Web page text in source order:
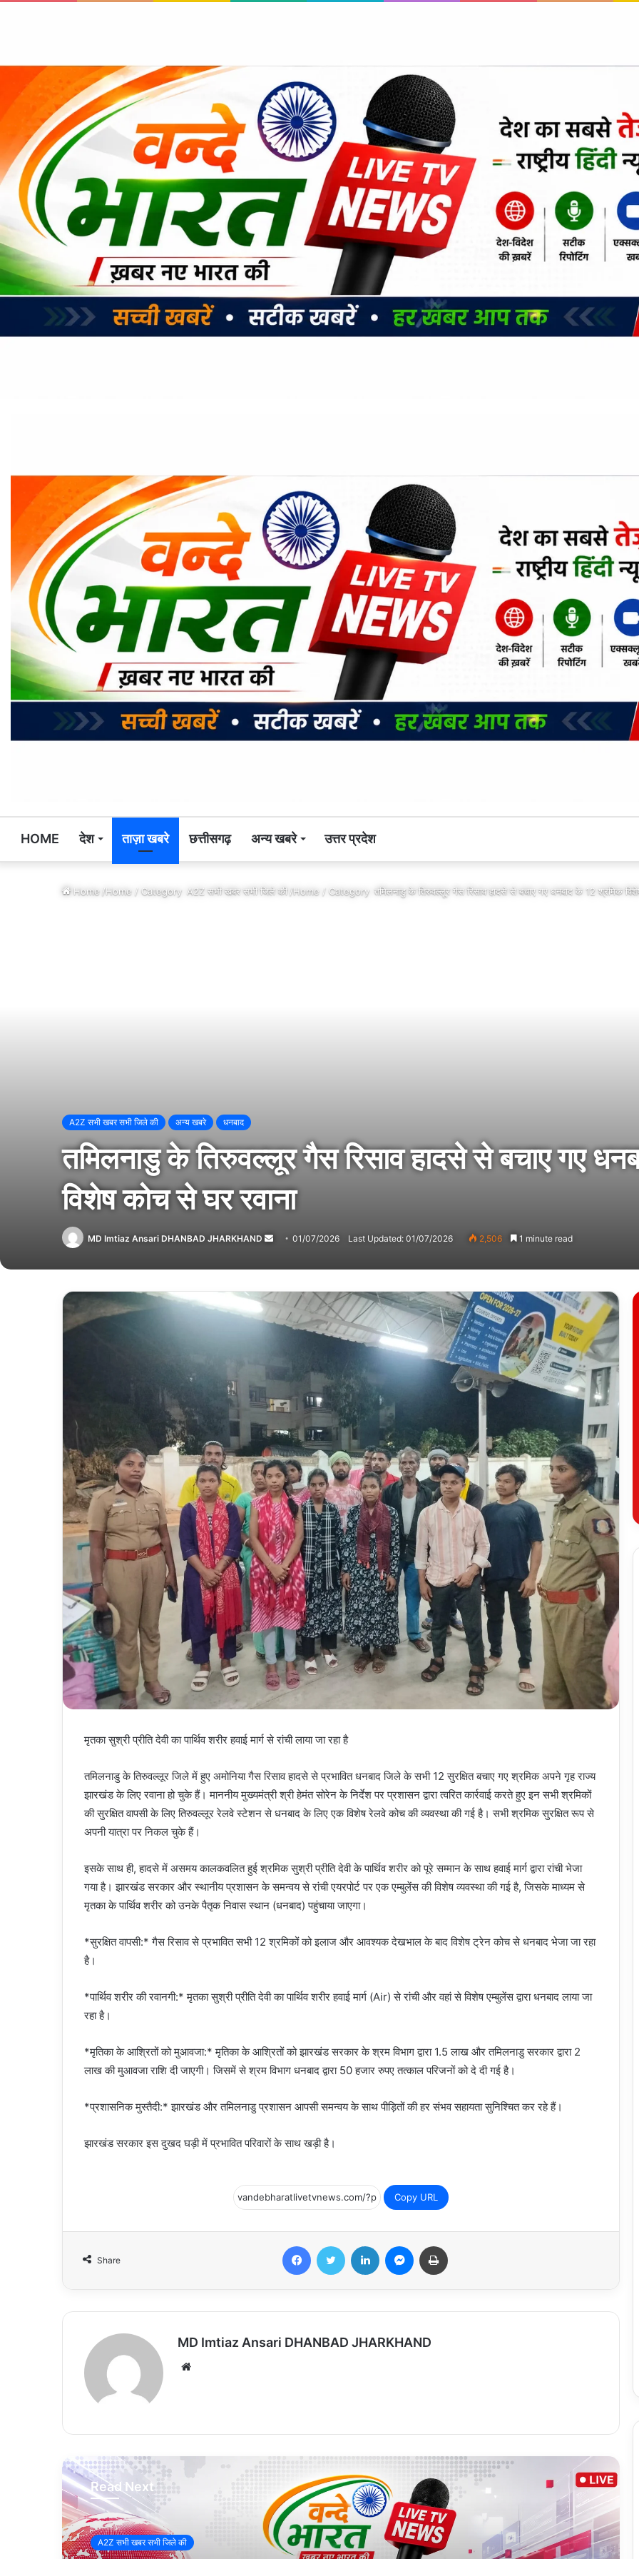
HOME देश ताज़ा खबरे छत्तीसगढ़ अन्य खबरे उत्तर प्रदेश
Home /Home / Category A2Z सभी खबर सभी जिले की /Home / Category तमिलनाडु के तिरुवल्लूर गैस रिसाव हादसे से बचाए गए धनबाद के 12 श्रमिक
A2Z सभी खबर सभी जिले की अन्य खबरे धनबाद
तमिलनाडु के तिरुवल्लूर गैस रिसाव हादसे से बचाए गए
विशेष कोच से घर रवाना
MD Imtiaz Ansari DHANBAD JHARKHAND
Send
email
01/07/2026 Last Updated: 01/07/2026 2,506 1 minute read
मृतका सुश्री प्रीति देवी का पार्थिव शरीर हवाई मार्ग से रांची लाया जा रहा है
तमिलनाडु के तिरुवल्लूर जिले में हुए अमोनिया गैस रिसाव हादसे से प्रभावित धनबाद जिले के सभी 12 सुरक्षित बचाए गए श्रमिक अपने गृह राज्य
झारखंड के लिए रवाना हो चुके हैं। माननीय मुख्यमंत्री श्री हेमंत सोरेन के निर्देश पर प्रशासन द्वारा त्वरित कार्रवाई करते हुए इन सभी श्रमिकों
की सुरक्षित वापसी के लिए तिरुवल्लूर रेलवे स्टेशन से धनबाद के लिए एक विशेष रेलवे कोच की व्यवस्था की गई है। सभी श्रमिक सुरक्षित रूप से
अपनी यात्रा पर निकल चुके हैं।
इसके साथ ही, हादसे में असमय कालकवलित हुई श्रमिक सुश्री प्रीति देवी के पार्थिव शरीर को पूरे सम्मान के साथ हवाई मार्ग द्वारा रांची भेजा
गया है। झारखंड सरकार और स्थानीय प्रशासन के समन्वय से रांची एयरपोर्ट पर एक एम्बुलेंस की विशेष व्यवस्था की गई है, जिसके माध्यम से
मृतका के पार्थिव शरीर को उनके पैतृक निवास स्थान (धनबाद) पहुंचाया जाएगा।
*सुरक्षित वापसी:* गैस रिसाव से प्रभावित सभी 12 श्रमिकों को इलाज और आवश्यक देखभाल के बाद विशेष ट्रेन कोच से धनबाद भेजा जा रहा
है।
*पार्थिव शरीर की रवानगी:* मृतका सुश्री प्रीति देवी का पार्थिव शरीर हवाई मार्ग (Air) से रांची और वहां से विशेष एम्बुलेंस द्वारा धनबाद लाया जा
रहा है।
*मृतिका के आश्रितों को मुआवजा:* मृतिका के आश्रितों को झारखंड सरकार के श्रम विभाग द्वारा 1.5 लाख और तमिलनाडु सरकार द्वारा 2
लाख की मुआवजा राशि दी जाएगी। जिसमें से श्रम विभाग धनबाद द्वारा 50 हजार रुपए तत्काल परिजनों को दे दी गई है।
*प्रशासनिक मुस्तैदी:* झारखंड और तमिलनाडु प्रशासन आपसी समन्वय के साथ पीड़ितों की हर संभव सहायता सुनिश्चित कर रहे हैं।
झारखंड सरकार इस दुखद घड़ी में प्रभावित परिवारों के साथ खड़ी है।
Copy URL
Share
MD Imtiaz Ansari DHANBAD JHARKHAND
Read Next
A2Z सभी खबर सभी जिले की
में हुए सम्मिलित
ब्रेकिंग न्यूज़ अनुमंडलीय अस्पताल में 75 वर्षीय
लापरवाही का आरोप
सिंगोड़ी क्षेत्र में बिजली सेवा बंद
CG Alcohol Ban: शराब पीने पर 3500 और